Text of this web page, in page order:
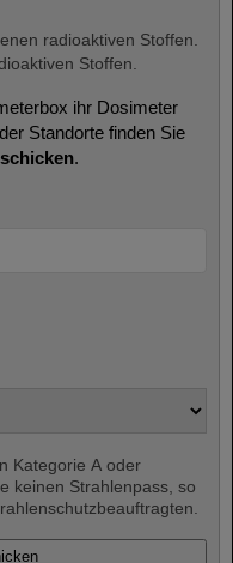
radioaktiven Stoffen.
Stoffen.
ihr Dosimeter
Standorte finden Sie
.
Kategorie A oder
keinen Strahlenpass, so